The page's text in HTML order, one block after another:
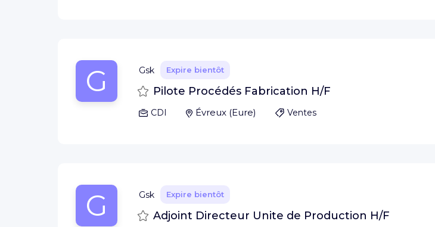
G Gsk Expire bientôt
Sauvegarder
Pilote Procédés Fabrication H/F
CDI Évreux(Eure) Ventes
G Gsk Expire bientôt
Sauvegarder
Adjoint Directeur Unite de Production H/F